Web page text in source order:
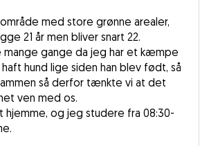
med store grønne arealer,
21 år men bliver snart 22.
mange gange da jeg har et kæmpe
hund lige siden han blev født, så
så derfor tænkte vi at det
ven med os.
hjemme, og jeg studere fra 08:30-